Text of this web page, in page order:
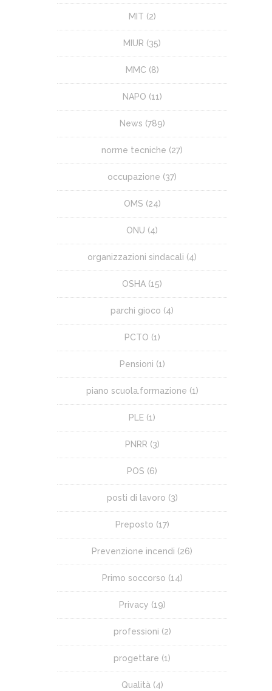
MIT (2)
MIUR (35)
MMC (8)
NAPO (11)
News (789)
norme tecniche (27)
occupazione (37)
OMS (24)
ONU (4)
organizzazioni sindacali (4)
OSHA (15)
parchi gioco (4)
PCTO (1)
Pensioni (1)
piano scuola.formazione (1)
PLE (1)
PNRR (3)
POS (6)
posti di lavoro (3)
Preposto (17)
Prevenzione incendi (26)
Primo soccorso (14)
Privacy (19)
professioni (2)
progettare (1)
Qualità (4)